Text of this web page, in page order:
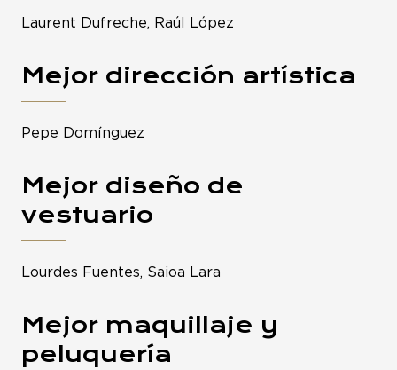
Laurent Dufreche, Raúl López
Mejor dirección artística
Pepe Domínguez
Mejor diseño de
vestuario
Lourdes Fuentes, Saioa Lara
Mejor maquillaje y
peluquería